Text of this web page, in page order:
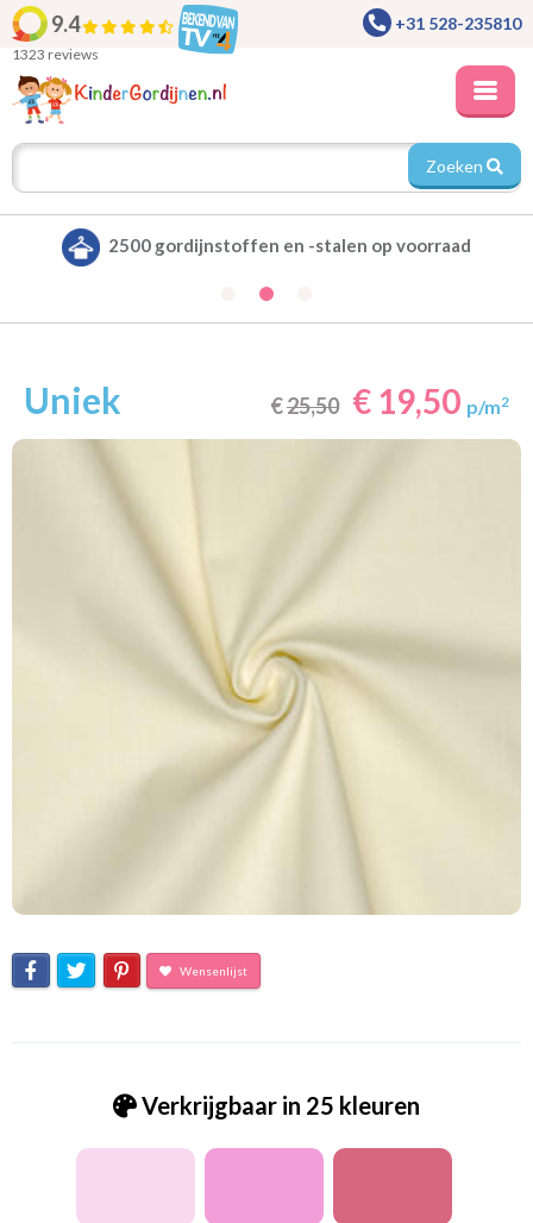
9.4
1323 reviews
+31 528-235810
Zoeken
Alle gordijnen verduisterend leverbaar
Uniek €25,50 € 19,50 p/m2
Wensenlijst
Verkrijgbaar in 25 kleuren